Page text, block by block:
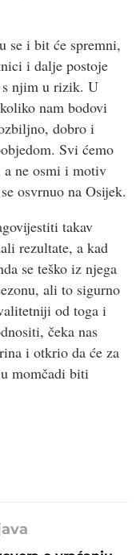
se i bit će spremni,
i dalje postoje
njim u rizik. U
nam bodovi
dobro i
Svi ćemo
a ne osmi i motiv
osvrnuo na Osijek.
takav
rezultate, a kad
se teško iz njega
ali to sigurno
od toga i
čeka nas
i otkrio da će za
momčadi biti